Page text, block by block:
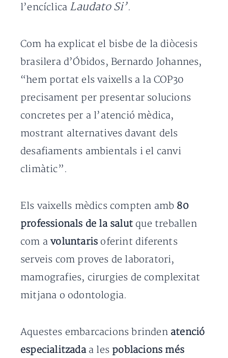
l’encíclica Laudato Si’.
Com ha explicat el bisbe de la diòcesis
brasilera d’Óbidos, Bernardo Johannes,
“hem portat els vaixells a la COP30
precisament per presentar solucions
concretes per a l’atenció mèdica,
mostrant alternatives davant dels
desafiaments ambientals i el canvi
climàtic”.
Els vaixells mèdics compten amb 80
professionals de la salut que treballen
com avoluntaris oferint diferents
serveis com proves de laboratori,
mamografies, cirurgies de complexitat
mitjana o odontologia.
Aquestes embarcacions brindenatenció
especialitzadaa les poblacions més